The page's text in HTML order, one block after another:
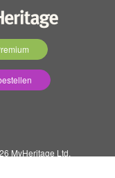
MyHeritage Ltd.